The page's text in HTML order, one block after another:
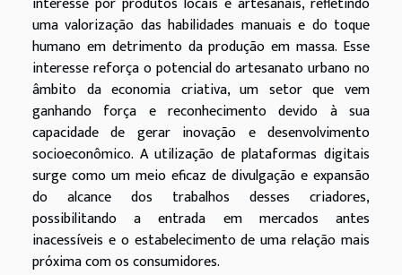
uma valorização das habilidades manuais e do toque
humano em detrimento da produção em massa. Esse
interesse reforça o potencial do artesanato urbano no
âmbito da economia criativa, um setor que vem
ganhando força e reconhecimento devido à sua
capacidade de gerar inovação e desenvolvimento
socioeconômico. A utilização de plataformas digitais
surge como um meio eficaz de divulgação e expansão
do alcance dos trabalhos desses criadores,
possibilitando a entrada em mercados antes
inacessíveis e o estabelecimento de uma relação mais
próxima com os consumidores.